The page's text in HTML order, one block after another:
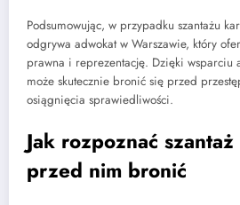
Podsumowując, w przypadku szantażu
odgrywa adwokat w Warszawie, który
prawna i reprezentację. Dzięki wsparciu
może skutecznie bronić się przed
osiągnięcia sprawiedliwości.
Jak rozpoznać
przed nim bronić